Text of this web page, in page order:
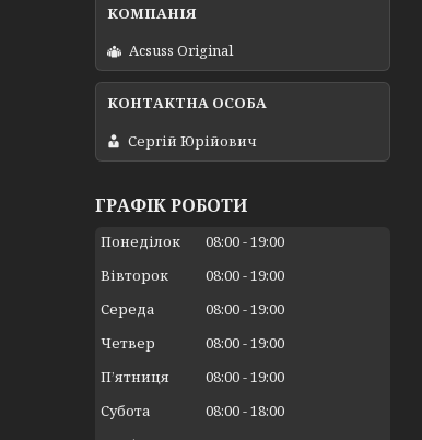
Acsuss Original
Сергій Юрійович
ГРАФІК РОБОТИ
Понеділок 08:00 19:00
Вівторок
08:00 19:00
Середа
08:00 19:00
Четвер
08:00 19:00
Пʼятниця
08:00 19:00
Субота
08:00 18:00